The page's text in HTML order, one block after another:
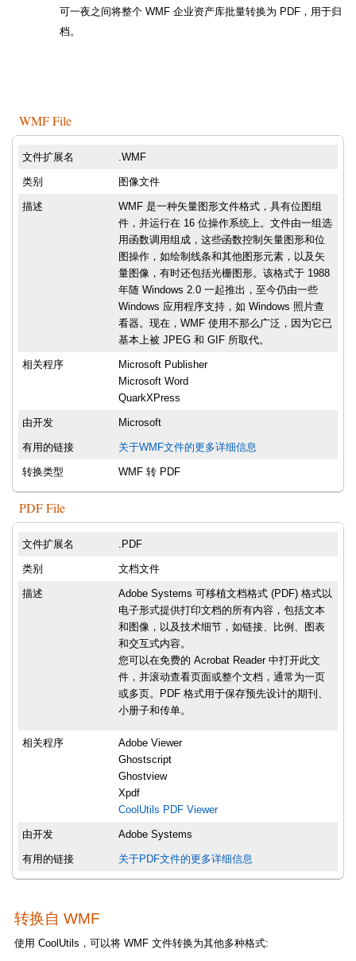
可一夜之间将整个 WMF 企业资产库批量转换为 PDF，用于归
档。
WMF File
文件扩展名 .WMF
类别 图像文件
描述
WMF 是一种矢量图形文件格式，具有位图组
件，并运行在 16 位操作系统上。文件由一组选
用函数调用组成，这些函数控制矢量图形和位
图操作，如绘制线条和其他图形元素，以及矢
量图像，有时还包括光栅图形。该格式于 1988
年随 Windows 2.0 一起推出，至今仍由一些
Windows 应用程序支持，如 Windows 照片查
看器。现在，WMF 使用不那么广泛，因为它已
基本上被 JPEG 和 GIF 所取代。
相关程序
Microsoft Publisher
Microsoft Word
QuarkXPress
由开发 Microsoft
有用的链接 关于WMF文件的更多详细信息
转换类型 WMF 转 PDF
PDF File
文件扩展名 .PDF
类别 文档文件
描述
Adobe Systems 可移植文档格式 (PDF) 格式以
电子形式提供打印文档的所有内容，包括文本
和图像，以及技术细节，如链接、比例、图表
和交互式内容。
您可以在免费的 Acrobat Reader 中打开此文
件，并滚动查看页面或整个文档，通常为一页
或多页。PDF 格式用于保存预先设计的期刊、
小册子和传单。
相关程序
Adobe Viewer
Ghostscript
Ghostview
Xpdf
CoolUtils PDF Viewer
由开发 Adobe Systems
有用的链接 关于PDF文件的更多详细信息
转换自 WMF
使用 CoolUtils，可以将 WMF 文件转换为其他多种格式: